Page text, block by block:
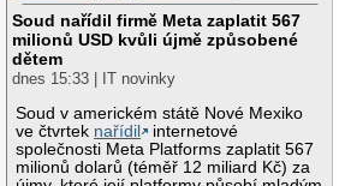
Soud nařídil firmě Meta zaplatit 567
milionů USD kvůli újmě způsobené
dětem
dnes 15:33 | IT novinky
Soud v americkém státě Nové Mexiko
ve čtvrtek nařídil
internetové
společnosti Meta Platforms zaplatit 567
milionů dolarů (téměř 12 miliard Kč) za